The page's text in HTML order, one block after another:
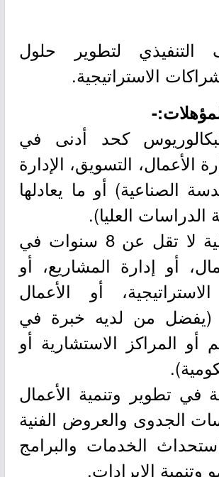
لتطوير حلول
الاستراتيجية.
كحد أدنى في
الأعمال، التسويق، الإدارة
الصناعية) أو ما يعادلها
العليا).
- خبرة عملية لا تقل عن 8 سنوات في
أو إدارة المشاريع، أو
أو الأعمال
(يفضل من لديه خبرة في
أو المراكز الاستشارية أو
في تطوير وتنمية الأعمال
الجدوى والعروض الفنية
الخدمات والبرامج
وتنمية الإيرادات.